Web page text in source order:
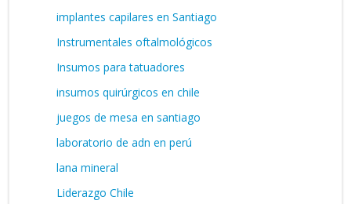
implantes capilares en Santiago
Instrumentales oftalmológicos
Insumos para tatuadores
insumos quirúrgicos en chile
juegos de mesa en santiago
laboratorio de adn en perú
lana mineral
Liderazgo Chile